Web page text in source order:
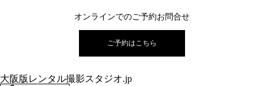
オンラインでのご予約お問合せ
ご予約はこちら
大阪版レンタル撮影スタジオ.jp